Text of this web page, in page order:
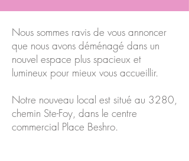
Nous sommes ravis de vous annoncer
que nous avons déménagé dans un
nouvel espace plus spacieux et
lumineux pour mieux vous accueillir.
Notre nouveau local est situé au 3280,
chemin Ste-Foy, dans le centre
commercial Place Beshro.